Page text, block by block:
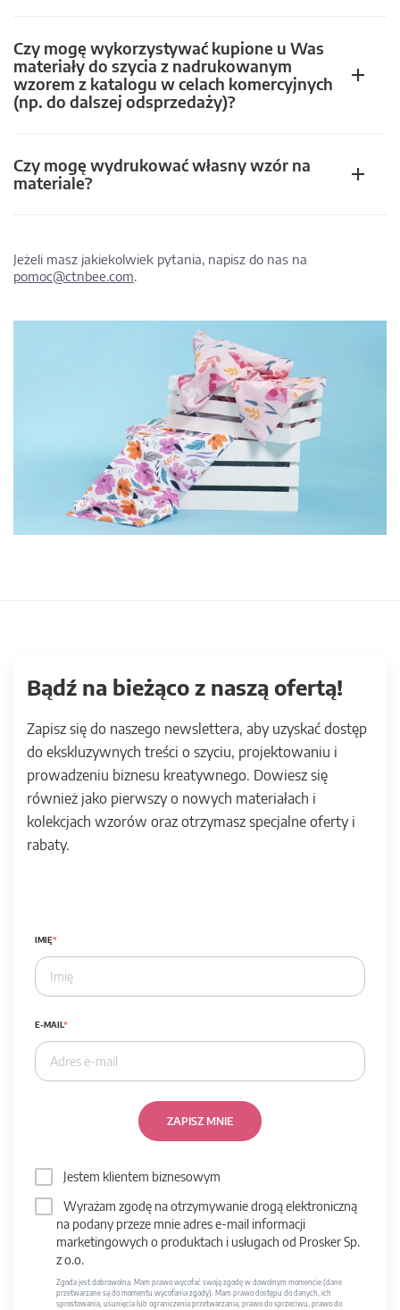
Czy mogę wykorzystywać kupione u Was
materiały do szycia z nadrukowanym
wzorem z katalogu w celach komercyjnych
(np. do dalszej odsprzedaży)?
Czy mogę wydrukować własny wzór na
materiale?
Jeżeli masz jakiekolwiek pytania, napisz do nas na
pomoc@ctnbee.com.
Bądź na bieżąco z naszą ofertą!
Zapisz się do naszego newslettera, aby uzyskać dostęp
do ekskluzywnych treści o szyciu, projektowaniu i
prowadzeniu biznesu kreatywnego. Dowiesz się
również jako pierwszy o nowych materiałach i
kolekcjach wzorów oraz otrzymasz specjalne oferty i
rabaty.
IMIĘ
E-MAIL
ZAPISZ MNIE
Jestem klientem biznesowym
Wyrażam zgodę na otrzymywanie drogą elektroniczną
na podany przeze mnie adres e-mail informacji
marketingowych o produktach i usługach od Prosker Sp.
z o.o.
Zgoda jest dobrowolna. Mam prawo wycofać swoją zgodę w dowolnym momencie (dane
przetwarzane są do momentu wycofania zgody). Mam prawo dostępu do danych, ich
sprostowania, usunięcia lub ograniczenia przetwarzania, prawo do sprzeciwu, prawo do